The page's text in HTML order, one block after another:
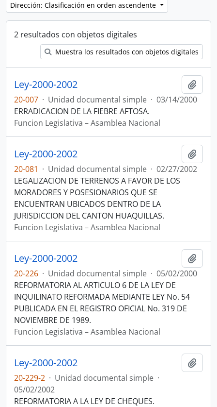
Dirección: Clasificación en orden ascendente
2 resultados con objetos digitales
Muestra los resultados con objetos digitales
Ley-2000-2002
20-007 · Unidad documental simple · 03/14/2000
ERRADICACION DE LA FIEBRE AFTOSA.
Funcion Legislativa – Asamblea Nacional
Ley-2000-2002
20-081 · Unidad documental simple · 02/27/2002
LEGALIZACION DE TERRENOS A FAVOR DE LOS
MORADORES Y POSESIONARIOS QUE SE
ENCUENTRAN UBICADOS DENTRO DE LA
JURISDICCION DEL CANTON HUAQUILLAS.
Funcion Legislativa – Asamblea Nacional
Ley-2000-2002
20-226 · Unidad documental simple · 05/02/2000
REFORMATORIA AL ARTICULO 6 DE LA LEY DE
INQUILINATO REFORMADA MEDIANTE LEY No. 54
PUBLICADA EN EL REGISTRO OFICIAL No. 319 DE
NOVIEMBRE DE 1989.
Funcion Legislativa – Asamblea Nacional
Ley-2000-2002
20-229-2 · Unidad documental simple ·
05/02/2002
REFORMATORIA A LA LEY DE CHEQUES.